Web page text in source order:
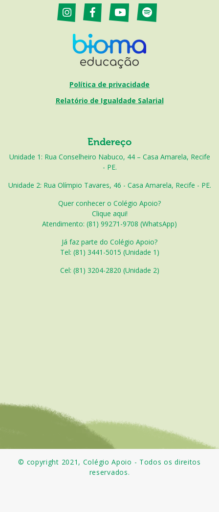
Política de privacidade
Relatório de Igualdade Salarial
Endereço
Unidade 1: Rua Conselheiro Nabuco, 44 – Casa Amarela, Recife
- PE.
Unidade 2: Rua Olímpio Tavares, 46 - Casa Amarela, Recife - PE.
Quer conhecer o Colégio Apoio?
Clique aqui!
Atendimento: (81) 99271-9708 (WhatsApp)
Já faz parte do Colégio Apoio?
Tel: (81) 3441-5015 (Unidade 1)
Cel: (81) 3204-2820 (Unidade 2)
© copyright 2021, Colégio Apoio - Todos os direitos
reservados.